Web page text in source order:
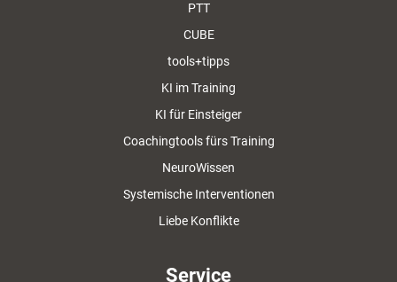
PTT
CUBE
tools+tipps
KI im Training
KI für Einsteiger
Coachingtools fürs Training
NeuroWissen
Systemische Interventionen
Liebe Konflikte
Service